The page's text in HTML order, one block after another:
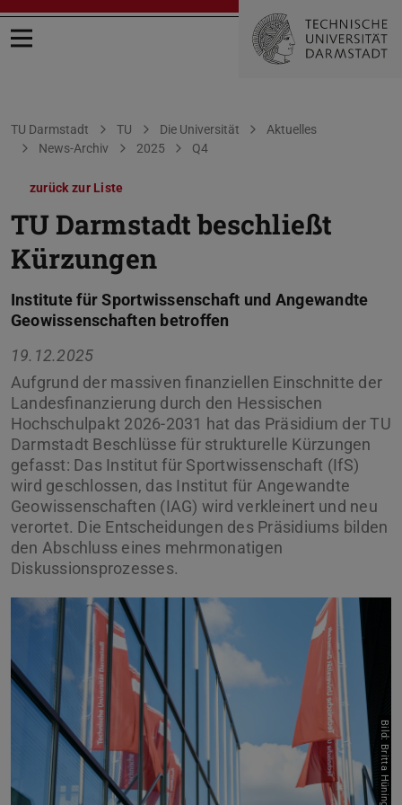
Menü öffnen
Sie befinden sich hier:
TU Darmstadt TU Die Universität
Aktuelles
News-Archiv
2025 Q4
zurück zur Liste
TU Darmstadt beschließt
Kürzungen
Institute für Sportwissenschaft und Angewandte
Geowissenschaften betroffen
19.12.2025
Aufgrund der massiven finanziellen Einschnitte der
Landesfinanzierung durch den Hessischen
Hochschulpakt 2026-2031 hat das Präsidium der TU
Darmstadt Beschlüsse für strukturelle Kürzungen
gefasst: Das Institut für Sportwissenschaft (IfS)
wird geschlossen, das Institut für Angewandte
Geowissenschaften (IAG) wird verkleinert und neu
verortet. Die Entscheidungen des Präsidiums bilden
den Abschluss eines mehrmonatigen
Diskussionsprozesses.
Bild: Britta Hüning